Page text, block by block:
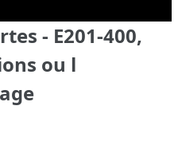
- E201-400,
ou l